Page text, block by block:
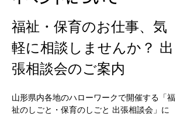
福祉・保育のお仕事、気
軽に相談しませんか？ 出
張相談会のご案内
山形県内各地のハローワークで開催する「福
祉のしごと・保育のしごと 出張相談会」に